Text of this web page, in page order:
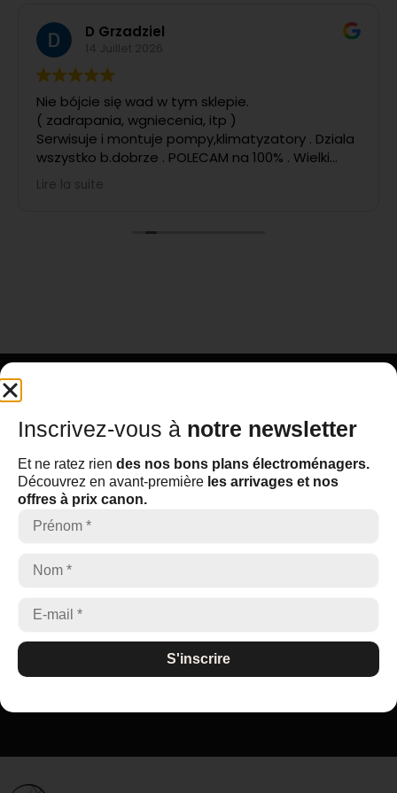
D Grzadziel
Nie bójcie się wad w tym sklepie.
( zadrapania, wgniecenia, itp )
Serwisuje i montuje pompy,klimatyzatory . Dziala
wszystko b.dobrze . POLECAM na 100% . Wielki
POZYTYW
Lire la suite
Inscrivez-vous ànotre newsletter
Et ne ratez rien des nos bons plans électroménagers.
Découvrez en avant-premièreles arrivages et nos offres à
prix canon.
S'inscrire
Inscrivez-vous à notre newsletter
Et ne ratez rien des nos bons plans électroménagers.
Découvrez en avant-première les arrivages et nos
offres à prix canon.
S'inscrire